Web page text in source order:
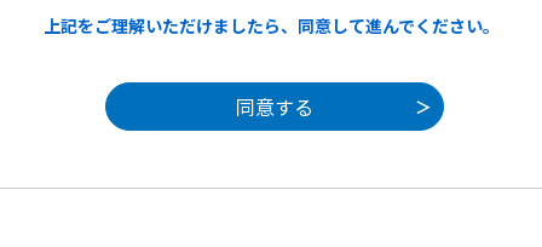
システムをご利用された方は、この規約に同
意されたものとみなします。何らかの理由に
は、本システムをご利用いただくことができ
ません。なお、閲覧のみについても、この規
上記をご理解いただけましたら、同意して進んでください。